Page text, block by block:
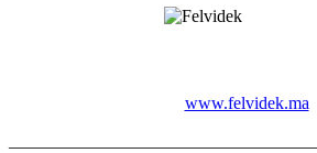
www.felvidek.ma